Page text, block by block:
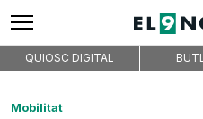
QUIOSC DIGITAL
Mobilitat